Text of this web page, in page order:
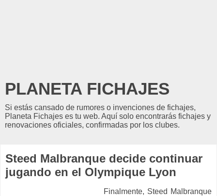
PLANETA FICHAJES
Si estás cansado de rumores o invenciones de fichajes,
Planeta Fichajes es tu web. Aquí solo encontrarás fichajes y
renovaciones oficiales, confirmadas por los clubes.
Steed Malbranque decide continuar
jugando en el Olympique Lyon
Finalmente, Steed Malbranque